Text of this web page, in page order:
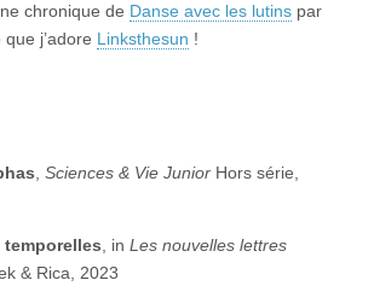
chronique de Danse avec les lutins par
que j’adore Linksthesun !
Sciences & Vie Junior Hors série,
, in Les nouvelles lettres
& Rica, 2023